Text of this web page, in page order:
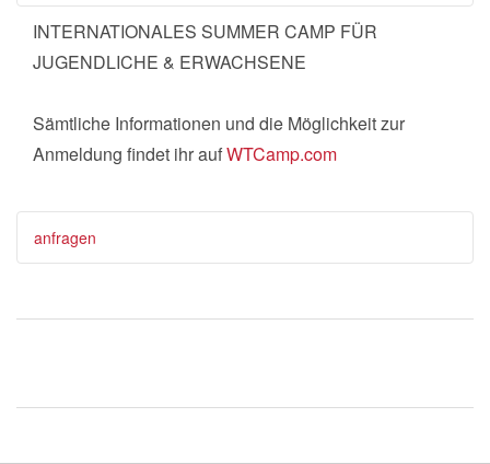
INTERNATIONALES SUMMER CAMP FÜR
JUGENDLICHE & ERWACHSENE
Sämtliche Informationen und die Möglichkeit zur
Anmeldung findet ihr aufWTCamp.com
anfragen